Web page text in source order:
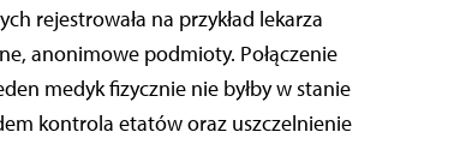
rejestrowała na przykład lekarza
anonimowe podmioty. Połączenie
medyk fizycznie nie byłby w stanie
kontrola etatów oraz uszczelnienie